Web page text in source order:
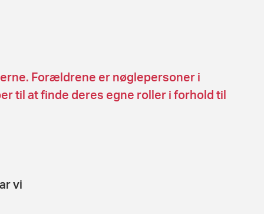
Forældrene er nøglepersoner i
til at finde deres egne roller i forhold til
vi